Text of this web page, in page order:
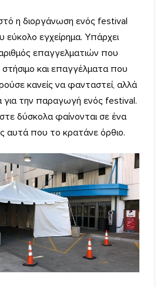
η διοργάνωση ενός festival
εύκολο εγχείρημα. Υπάρχει
επαγγελματιών που
και επαγγέλματα που
κανείς να φανταστεί, αλλά
για την παραγωγή ενός festival.
δύσκολα φαίνονται σε ένα
αυτά που το κρατάνε όρθιο.